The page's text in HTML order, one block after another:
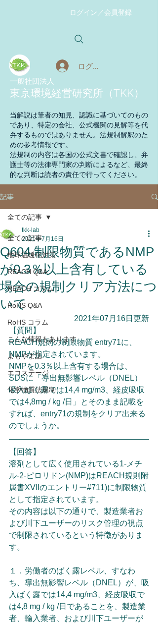
ログイン／会員登録
ログイン
​一般社団法人
東京環境経営研究所（TKK）
当解説は筆者の知見、認識に基づいてのもの
であり、特定の会社、公式機関の見解等を代
弁するものではありません。法規制解釈のた
めの参考情報です。
法規制の内容は各国の公式文書で確認し、弁
護士等の法律専門家の判断によるなど、最終
的な判断は読者の責任で行ってください。
記事
全ての記事
地球温暖化対策
REACH Q&A
REACH コラム
RoHS Q&A
RoHS コラム
こんな情報もあります
よもやま話
エコステージ
化学物質法規制
全ての記事
Q604.制限物質であるNMP
が0.3％以上含有している
場合の規制クリア方法につ
いて
tkk-lab
2021年7月16日
2021年07月16日更新
【質問】
REACH規則の制限物質 entry71に、
NMPが指定されています。
NMPを0.3％以上含有する場合は、
SDSに「導出無影響レベル（DNEL）
吸⼊ばく露では14,4 mg/m3、経⽪吸収
では4,8mg / kg /⽇」とそのまま記載を
すれば、entry71の規制をクリア出来る
のでしょうか。
【回答】
溶剤として広く使用されている1-メチ
ル-2-ピロリドン(NMP)はREACH規則附
属書XVIIのエントリー#711)に制限物質
として指定されています。
その内容は以下の通りで、製造業者お
よび川下ユーザーのリスク管理の視点
で制限されているという特徴がありま
す。
１．労働者のばく露レベル、すなわ
ち、導出無影響レベル（DNEL）が、吸
入ばく露では14,4 mg/m3、経皮吸収で
は4,8 mg / kg /日であることを、製造業
者、輸入業者、および川下ユーザーが